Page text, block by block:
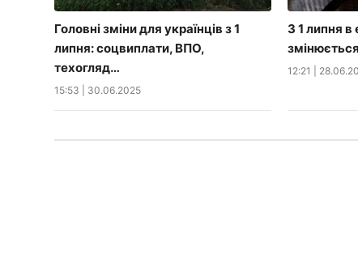
Головні зміни для українців з 1
липня: соцвиплати, ВПО,
техогляд…
15:53 30.06.2025
З 1 липня
12:21